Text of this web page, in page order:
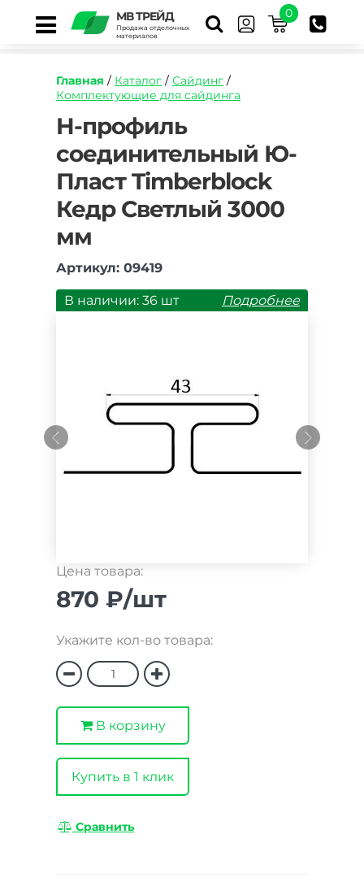
МВ ТРЕЙД
Продажа отделочных
материалов
0
Главная / Каталог / Сайдинг /
Комплектующие для сайдинга
https://mvtrade.ru/images/id/normal/h-
profil-
soedinitelnyj-
yu-
plast-
timberblock-
kedr-
3050-
mm.jpg
H-профиль
соединительный Ю-
Пласт Timberblock
Кедр Светлый 3000
мм
Артикул: 09419
В наличии: 36 шт Подробнее
Цена товара:
870 ₽/шт
Укажите кол-во товара:
В корзину
Купить в 1 клик
Сравнить